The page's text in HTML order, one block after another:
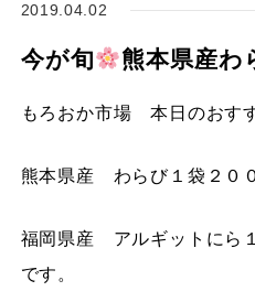
2019.04.02
今が旬 熊本県産わ
もろおか市場 本日のおす
熊本県産 わらび１袋２０
福岡県産 アルギットにら
です。